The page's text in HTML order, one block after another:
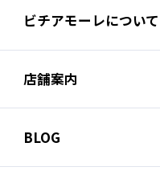
ビチアモーレについて
ビチアモーレについて
会社概要
店舗案内
芦屋店
サイクルジャージ店
BLOG